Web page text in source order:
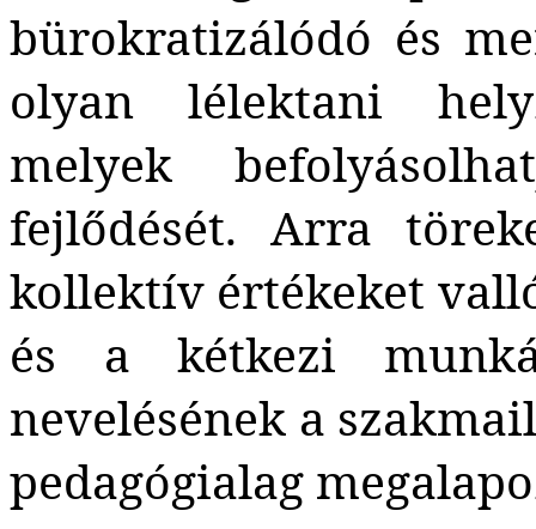
bürokratizálódó és
olyan lélektani
melyek
fejlődését. Arra
kollektív értékeket
és a kétkezi
nevelésének a
pedagógialag